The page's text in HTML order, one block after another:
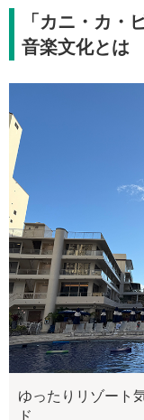
「カニ・カ・
音楽文化とは
ゆったりリゾート
ド